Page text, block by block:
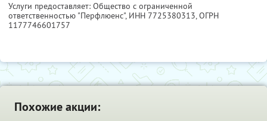
Услуги предоставляет: Общество с ограниченной
ответственностью "Перфлюенс", ИНН 7725380313, ОГРН
1177746601757
Похожие акции: